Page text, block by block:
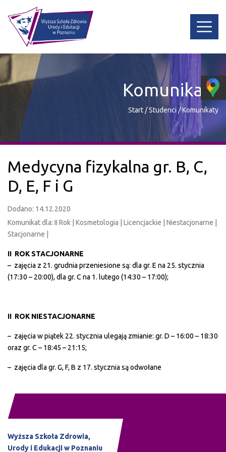
Komunikaty
Start/Studenci /Komunikaty
Medycyna fizykalna gr. B, C,
D, E, F i G
Dodano: 14.12.2020
Komunikat dla: II Rok | Kosmetologia | Licencjackie | Niestacjonarne |
Stacjonarne |
II ROK STACJONARNE
– zajęcia z 21. grudnia przeniesione są: dla gr. E na 25. stycznia
(17:30 – 20:00), dla gr. C na 1. lutego (14:30 – 17:00);
II ROK NIESTACJONARNE
– zajęcia w piątek 22. stycznia ulegają zmianie: gr. D – 16:00 – 18:30
oraz gr. C – 18:45 – 21:15;
– zajęcia dla gr. G, F, B z 17. stycznia są odwołane
Wyższa Szkoła Zdrowia,
Urody i Edukacji w Poznaniu